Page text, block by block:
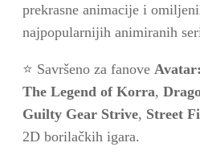
prekrasne animacije i
najpopularnijih animiranih
⭐ Savršeno za fanove
The Legend of Korra,
Guilty Gear Strive, Street
2D borilačkih igara.